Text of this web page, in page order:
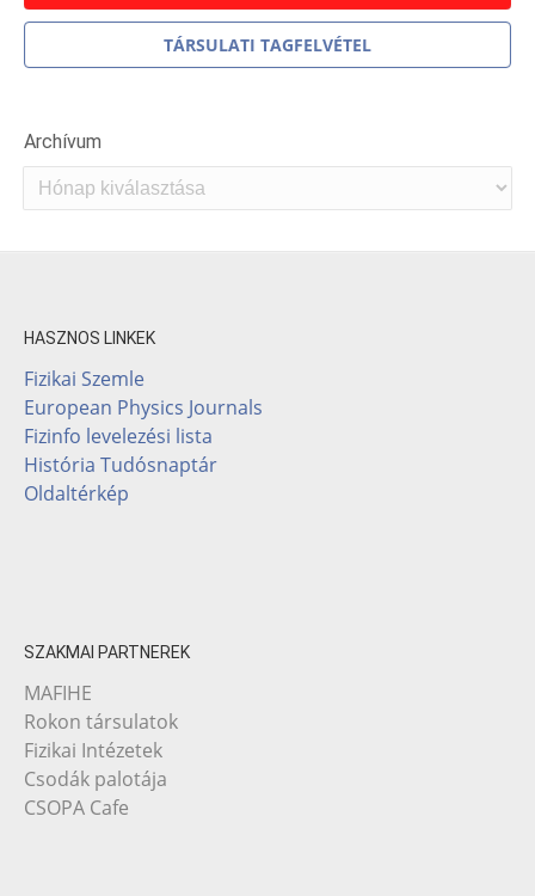
TÁRSULATI TAGFELVÉTEL
Archívum
Archívum
HASZNOS LINKEK
Fizikai Szemle
European Physics Journals
Fizinfo levelezési lista
História Tudósnaptár
Oldaltérkép
SZAKMAI PARTNEREK
MAFIHE
Rokon társulatok
Fizikai Intézetek
Csodák palotája
CSOPA Cafe